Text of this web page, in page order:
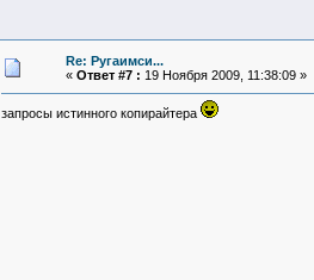
Re: Ругаимси...
« Ответ #7 : 19 Ноября 2009, 11:38:09 »
запросы истинного копирайтера